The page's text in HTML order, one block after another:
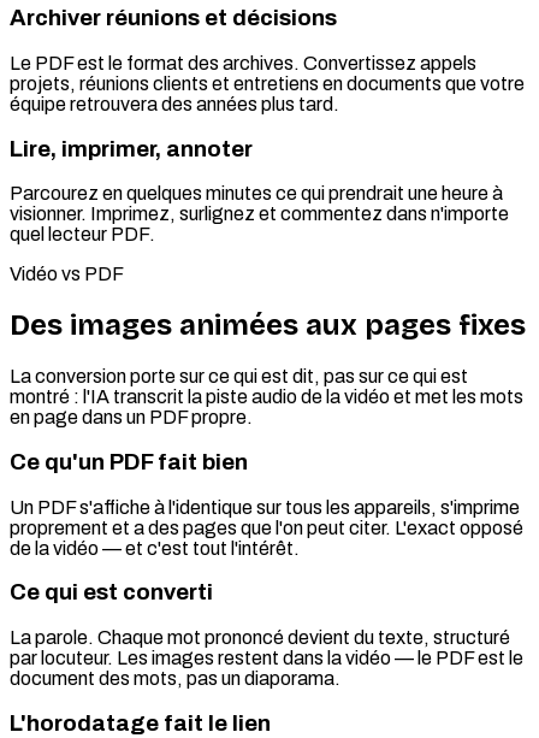
Archiver réunions et décisions
Le PDF est le format des archives. Convertissez appels
projets, réunions clients et entretiens en documents que votre
équipe retrouvera des années plus tard.
Lire, imprimer, annoter
Parcourez en quelques minutes ce qui prendrait une heure à
visionner. Imprimez, surlignez et commentez dans n'importe
quel lecteur PDF.
Vidéo vs PDF
Des images animées aux pages fixes
La conversion porte sur ce qui est dit, pas sur ce qui est
montré : l'IA transcrit la piste audio de la vidéo et met les mots
en page dans un PDF propre.
Ce qu'un PDF fait bien
Un PDF s'affiche à l'identique sur tous les appareils, s'imprime
proprement et a des pages que l'on peut citer. L'exact opposé
de la vidéo — et c'est tout l'intérêt.
Ce qui est converti
La parole. Chaque mot prononcé devient du texte, structuré
par locuteur. Les images restent dans la vidéo — le PDF est le
document des mots, pas un diaporama.
L'horodatage fait le lien